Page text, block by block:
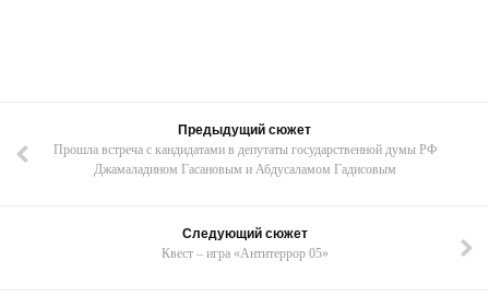
Предыдущий сюжет
Прошла встреча с кандидатами в депутаты государственной думы РФ
Джамаладином Гасановым и Абдусаламом Гадисовым
Следующий сюжет
Квест – игра «Антитеррор 05»